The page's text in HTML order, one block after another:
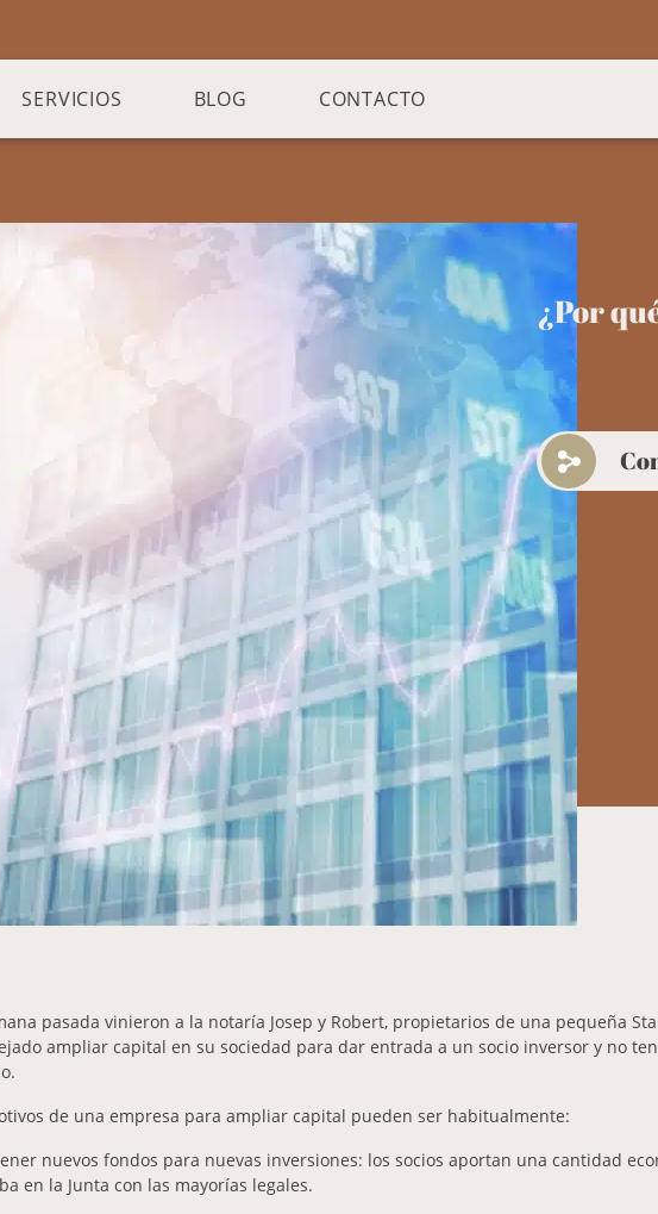
SERVICIOS BLOG CONTACTO
¿Por
pasada vinieron a la notaría Josep y Robert, propietarios de una pequeña
ampliar capital en su sociedad para dar entrada a un socio inversor y no
de una empresa para ampliar capital pueden ser habitualmente:
nuevos fondos para nuevas inversiones: los socios aportan una cantidad
en la Junta con las mayorías legales.